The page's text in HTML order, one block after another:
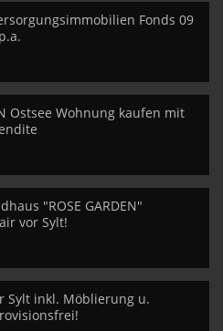
Fonds 09
Ostsee Wohnung kaufen mit
"ROSE GARDEN"
vor Sylt!
Sylt inkl. Möblierung u.